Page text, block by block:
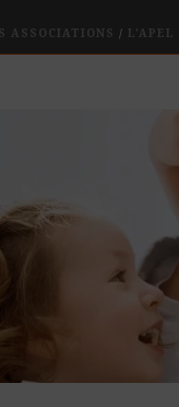
ASSOCIATIONS / L'APEL